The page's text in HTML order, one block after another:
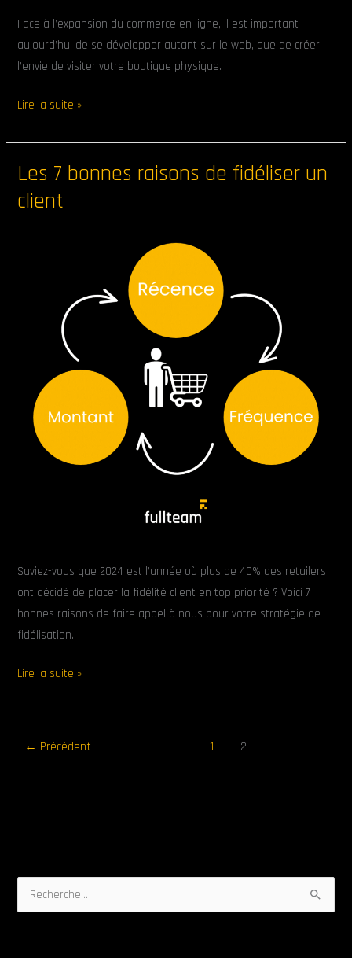
Face à l’expansion du commerce en ligne, il est important
aujourd’hui de se développer autant sur le web, que de créer
l’envie de visiter votre boutique physique.
Lire la suite »
Les 7 bonnes raisons de fidéliser un
client
Saviez-vous que 2024 est l’année où plus de 40% des retailers
ont décidé de placer la fidélité client en top priorité ? Voici 7
bonnes raisons de faire appel à nous pour votre stratégie de
fidélisation.
Les
bonnes
Lire la suite »
← Précédent 1 2